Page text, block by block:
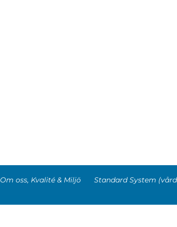
Om oss, Kvalité & Miljö Standard System